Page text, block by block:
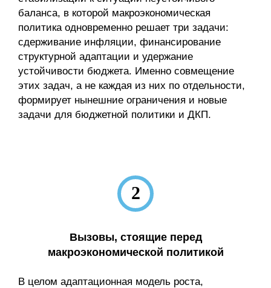
баланса, в которой макроэкономическая
политика одновременно решает три задачи:
сдерживание инфляции, финансирование
структурной адаптации и удержание
устойчивости бюджета. Именно совмещение
этих задач, а не каждая из них по отдельности,
формирует нынешние ограничения и новые
задачи для бюджетной политики и ДКП.
2
Вызовы, стоящие перед
макроэкономической политикой
В целом адаптационная модель роста,